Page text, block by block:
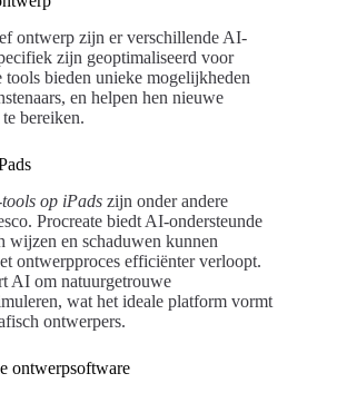
ontwerp zijn er verschillende AI-
zijn geoptimaliseerd voor
tools bieden unieke mogelijkheden
en helpen hen nieuwe
bereiken.
op iPads zijn onder andere
Procreate biedt AI-ondersteunde
wijzen en schaduwen kunnen
ontwerpproces efficiënter verloopt.
AI om natuurgetrouwe
wat het ideale platform vormt
ontwerpers.
ontwerpsoftware